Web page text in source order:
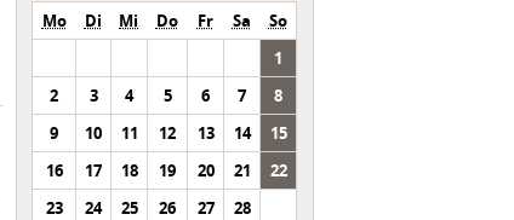
Mo Di Mi Do Fr Sa
So
1
2
3 4 5 6 7
8
9
10 11 12 13 14
15
16
17 18 19 20 21
22
23
24 25 26 27 28